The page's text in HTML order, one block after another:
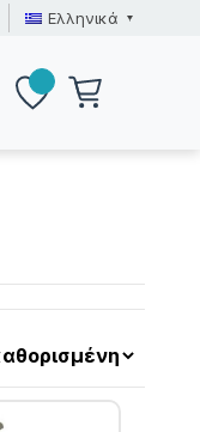
Ελληνικά